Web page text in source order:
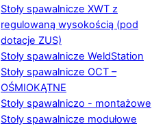
Stoły spawalnicze XWT z
regulowaną wysokością (pod
dotacje ZUS)
Stoły spawalnicze WeldStation
Stoły spawalnicze OCT –
OŚMIOKĄTNE
Stoły spawalniczo - montażowe
Stoły spawalnicze modułowe